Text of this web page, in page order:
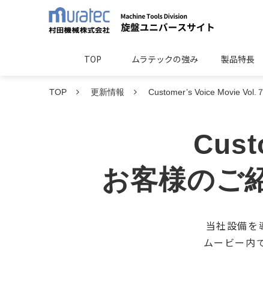
TOP ムラテックの強み 製品特長
TOP 更新情報 Customer’s Voice Movie Vol.
お客様のご
当社設備を
ムービー内